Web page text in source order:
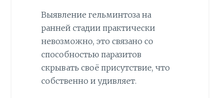
Выявление гельминтоза на
ранней стадии практически
невозможно, это связано со
способностью паразитов
скрывать своё присутствие, что
собственно и удивляет.